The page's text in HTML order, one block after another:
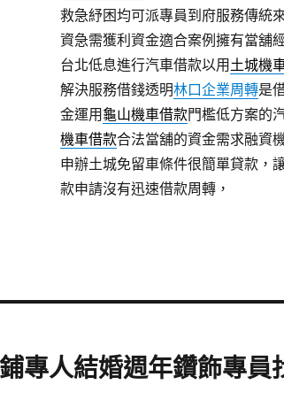
救急紓困均可派專員到府服務傳統
資急需獲利資金適合案例擁有當舖
台北低息進行汽車借款以用 土城機
解決服務借錢透明林口企業周轉是
金運用 龜山機車借款門檻低方案的
機車借款合法當舖的資金需求融資
申辦土城免留車條件很簡單貸款，
款申請沒有迅速借款周轉，
專人結婚週年鑽飾專員